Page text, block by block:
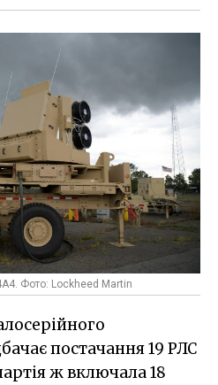
Фото: Lockheed Martin
постачання 19 РЛС
ж включала 18